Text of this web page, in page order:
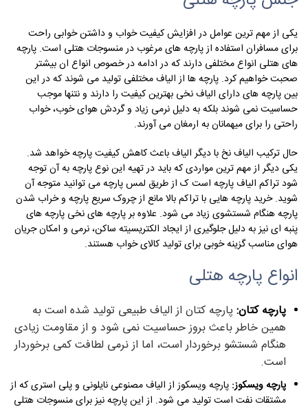
یکی از مهم ترین عوامل در افزایش کیفیت خواب و داشتن خوابی راحت
برای مسافران استفاده از پارچه های مرغوب در منسوجات هتلی است. پارچه
های هتلی انواع مختلفی دارند که در ادامه در خصوص انواع ان بیشتر
صحبت خواهیم کرد. پارچه ها از الیاف مختلفی تولید می شوند که در این
بین پارچه های دارای الیاف نخی بهترین کیفیت را دارند و نتنها موجب
حساسیت نمی شوند بلکه به دلیل نرمی زیاد و گردش هوای خوب، خواب
راحتی را برای میهمانان به ارمغان می آورند.
حال ترکیب الیاف نخ با دیگر الیاف باعث کاهش کیفیت پارچه خواهد شد.
یکی دیگر از مهم ترین مواردی که باید در تهیه این نوع پارچه به آن توجه
شود تراکم الیاف پارچه است ک از طریق لمس پارچه می توانید متوجه آن
شوید. خرید پارچه هایی با تراکم بالا مانع از چروک سریع پارچه و خراب شدن
پارچه هنگام شستشوی زیاد می شود. علاوه بر پارچه های نخی پارچه های
پنبه ای نیز به دلیل جلوگیری از ایجاد الکتریسیته ساکن، نرمی و امکان جریان
هوای مناسب گزینه خوبی برای تولید کالای خواب هستند.
انواع پارچه هتلی
پارچه کتان: پارچه کتان از الیاف طبیعی تولید شده است به
همین خاطر باعث بروز حساسیت نمی شود و از مقاومت زیادی
هنگام شستشو برخوردار است، اما از نرمی لطافت کمی برخوردار
است.
پارچه ویسکوز: پارچه ویسکوز از الیاف مصنوعی نایلونی و پلی استری که از
مشتقات نفت است تولید می شود. از این پارچه نیز برای منسوجات هتلی